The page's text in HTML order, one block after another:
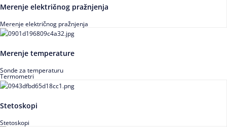
Merenje električnog pražnjenja
Merenje električnog pražnjenja
Merenje temperature
Sonde za temperaturu
Termometri
Stetoskopi
Stetoskopi